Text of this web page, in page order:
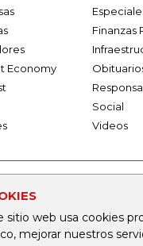
sitio web usa cookies
mejorar nuestros
Finanzas
Economy
Social
Videos
empresas.larepublica.co